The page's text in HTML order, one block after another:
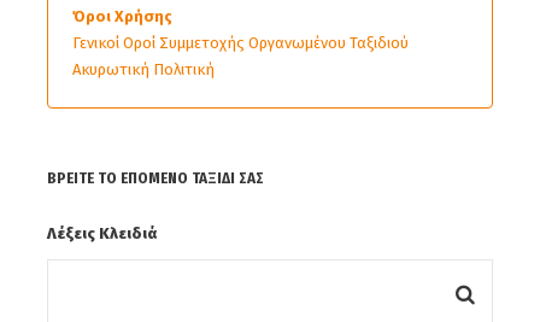
Όροι Χρήσης
Γενικοί Οροί Συμμετοχής Οργανωμένου Ταξιδιού
Ακυρωτική Πολιτική
ΒΡΕΊΤΕ ΤΟ ΕΠΌΜΕΝΟ ΤΑΞΊΔΙ ΣΑΣ
Λέξεις Κλειδιά